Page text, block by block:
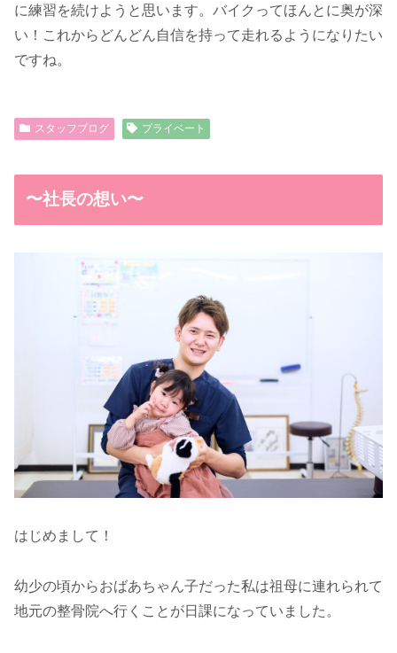
に練習を続けようと思います。バイクってほんとに奥が深
い！これからどんどん自信を持って走れるようになりたい
ですね。
スタッフブログ プライベート
〜社長の想い〜
はじめまして！
幼少の頃からおばあちゃん子だった私は祖母に連れられて
地元の整骨院へ行くことが日課になっていました。